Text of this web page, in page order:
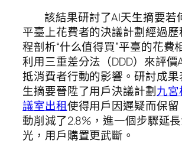
該結果研討了AI天生摘要若
平臺上花費者的決議計劃經過
程剖析“什么值得買”平臺的花費
利用三重差分法（DDD）來評價
抵消費者行動的影響。研討成果
生摘要晉陞了用戶決議計劃九宮
議室出租使得用戶因遲疑而保
動削減了2.8%，進一個步驟延
光，用戶購置更武斷。